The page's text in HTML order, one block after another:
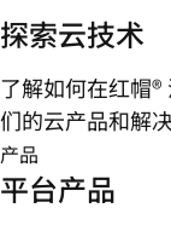
探索云技术
了解如何在红帽
们的云产品和解决
产品
平台产品